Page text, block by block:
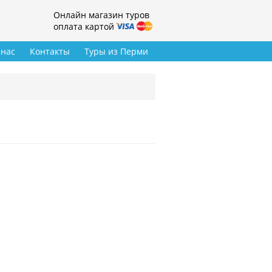
Онлайн магазин туров
оплата картой
Туры из Перми
Контакты